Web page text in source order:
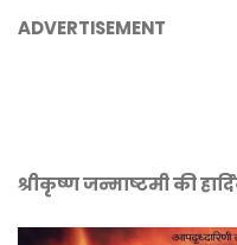
ADVERTISEMENT
श्रीकृष्ण जन्माष्टमी की